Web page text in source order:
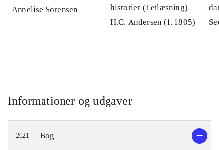
Annelise Sorensen
historier (Letlæsning)
H.C. Andersen (f. 1805)
Informationer og udgaver
2021 Bog